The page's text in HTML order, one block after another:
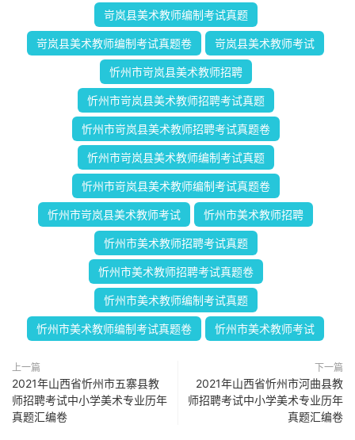
岢岚县美术教师编制考试真题
岢岚县美术教师编制考试真题卷 岢岚县美术教师考试
忻州市岢岚县美术教师招聘
忻州市岢岚县美术教师招聘考试真题
忻州市岢岚县美术教师招聘考试真题卷
忻州市岢岚县美术教师编制考试真题
忻州市岢岚县美术教师编制考试真题卷
忻州市岢岚县美术教师考试 忻州市美术教师招聘
忻州市美术教师招聘考试真题
忻州市美术教师招聘考试真题卷
忻州市美术教师编制考试真题
忻州市美术教师编制考试真题卷 忻州市美术教师考试
上一篇
2021年山西省忻州市五寨县教
师招聘考试中小学美术专业历年
真题汇编卷
下一篇
2021年山西省忻州市河曲县教
师招聘考试中小学美术专业历年
真题汇编卷